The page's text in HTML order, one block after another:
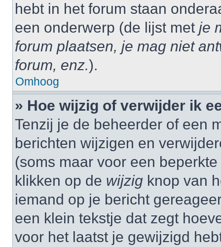
hebt in het forum staan
een onderwerp (de lijst met je
forum plaatsen, je mag niet
forum, enz.).
Omhoog
» Hoe wijzig of verwijder ik
Tenzij je de beheerder of een
berichten wijzigen en
(soms maar voor een
klikken op de wijzig knop van
iemand op je bericht
een klein tekstje dat zegt
voor het laatst je gewijzigd